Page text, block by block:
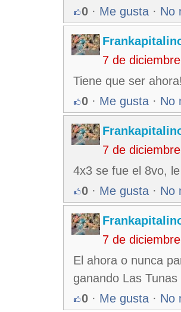
0 · Me gusta · No
7 de
Tiene que ser
0 · Me gusta · No
7 de
4x3 se fue el 8vo,
0 · Me gusta · No
7 de
El ahora o nunca
ganando Las Tunas
0 · Me gusta · No